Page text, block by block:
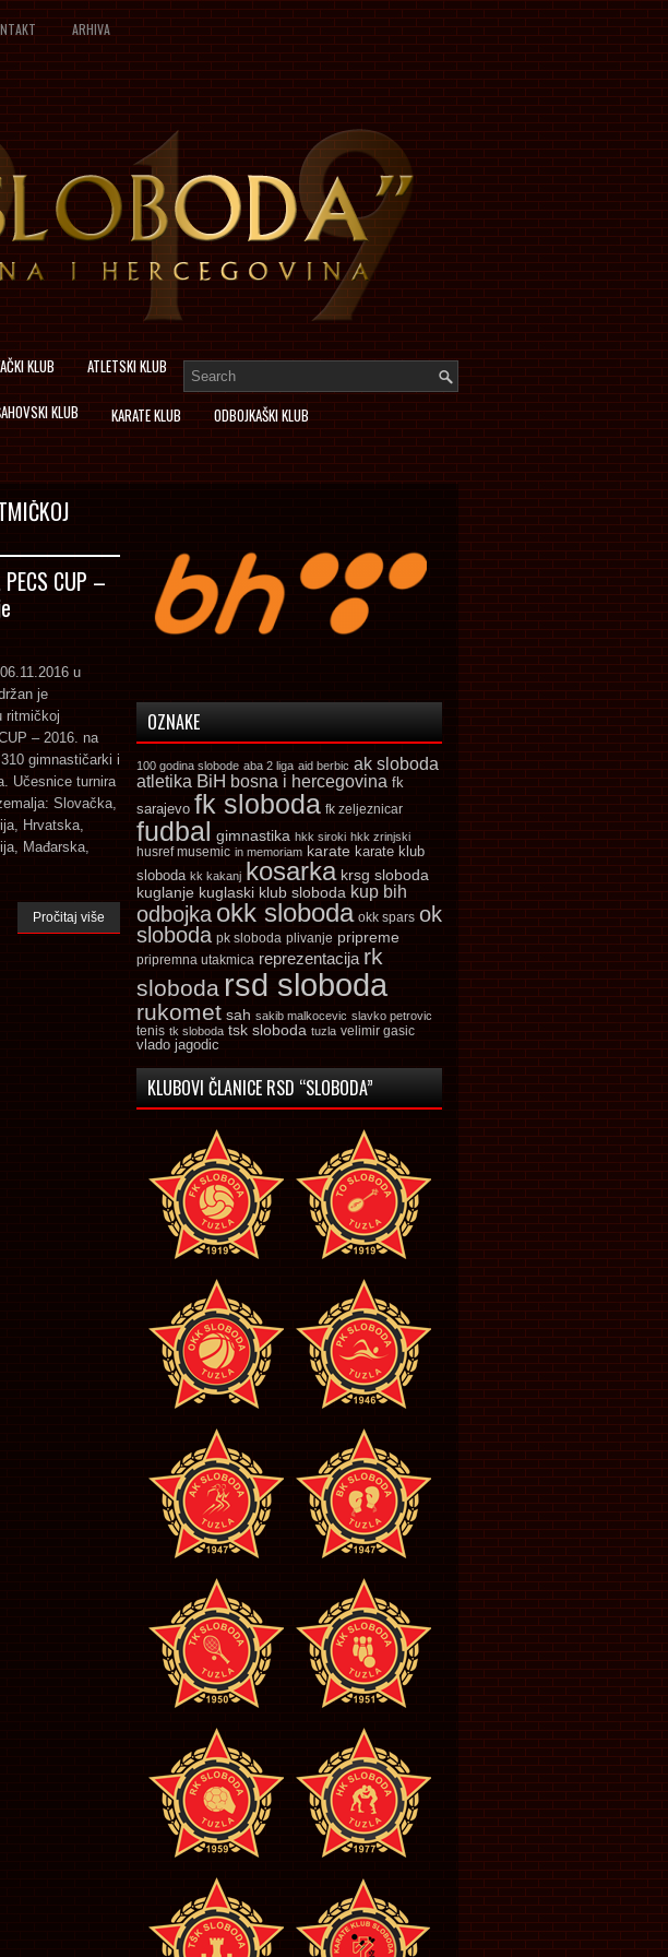
ARHIVA
KLUB ATLETSKI KLUB
KLUB KARATE KLUB ODBOJKAŠKI KLUB
CUP –
u
je
ritmičkoj
– 2016. na
gimnastičarki i
Učesnice turnira
Slovačka,
Hrvatska,
Mađarska,
Pročitaj više
OZNAKE
100 godina slobode aba 2 liga aid berbic ak sloboda
atletika BiH bosna i hercegovina fk
sarajevo fk sloboda fk zeljeznicar
fudbal gimnastika hkk siroki hkk zrinjski
husref musemic in memoriam karate karate klub
sloboda kk kakanj kosarka krsg sloboda
kuglanje kuglaski klub sloboda kup bih
odbojka okk sloboda okk spars ok
sloboda pk sloboda plivanje pripreme
pripremna utakmica reprezentacija rk
sloboda rsd sloboda
rukomet sah sakib malkocevic slavko petrovic
tenis tk sloboda tsk sloboda tuzla velimir gasic
vlado jagodic
KLUBOVI ČLANICE RSD “SLOBODA”